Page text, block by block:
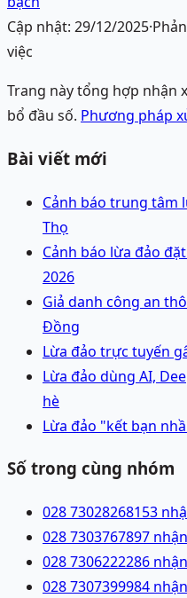
Cập nhật: 29/12/2025·
việc
Trang này tổng hợp nhận
bổ đầu số. Phương pháp
Bài viết mới
Cảnh báo trung tâm
Thọ
Cảnh báo lừa đảo
2026
Giả danh công an
Đồng
Lừa đảo trực tuyến
Lừa đảo dùng AI,
hè
Lừa đảo "kết bạn
Số trong cùng nhóm
028 73028268153
028 7303767897
028 7306222286
028 7307399984